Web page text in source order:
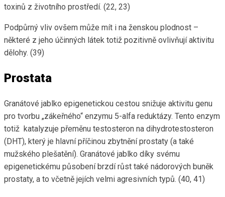
toxinů z životního prostředí. (22, 23)
Podpůrný vliv ovšem může mít i na ženskou plodnost –
některé z jeho účinných látek totiž pozitivně ovlivňují aktivitu
dělohy. (39)
Prostata
Granátové jablko epigenetickou cestou snižuje aktivitu genu
pro tvorbu „zákeřného“ enzymu 5-alfa reduktázy. Tento enzym
totiž katalyzuje přeměnu testosteron na dihydrotestosteron
(DHT), který je hlavní příčinou zbytnění prostaty (a také
mužského plešatění). Granátové jablko díky svému
epigenetickému působení brzdí růst také nádorových buněk
prostaty, a to včetně jejích velmi agresivních typů. (40, 41)